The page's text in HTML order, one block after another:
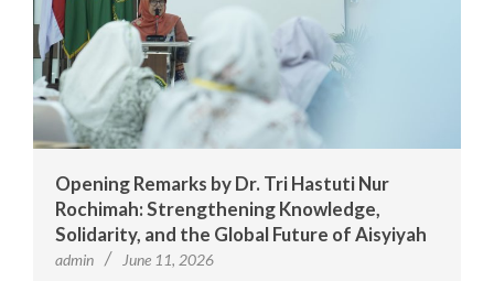
Opening Remarks by Dr. Tri Hastuti Nur
Rochimah: Strengthening Knowledge,
Solidarity, and the Global Future of Aisyiyah
admin June 11, 2026